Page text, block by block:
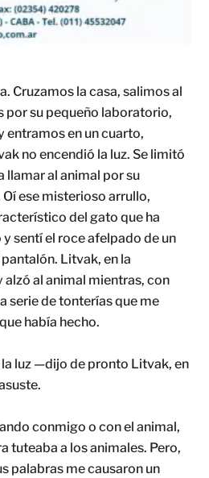
Cruzamos la casa, salimos al
por su pequeño laboratorio,
entramos en un cuarto,
no encendió la luz. Se limitó
llamar al animal por su
ese misterioso arrullo,
del gato que ha
sentí el roce afelpado de un
Litvak, en la
alzó al animal mientras, con
serie de tonterías que me
había hecho.
luz —dijo de pronto Litvak, en
conmigo o con el animal,
tuteaba a los animales. Pero,
palabras me causaron un